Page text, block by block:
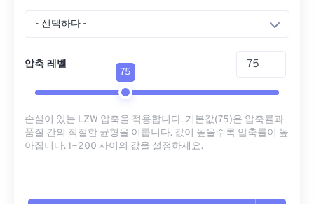
- 선택하다 -
압축 레벨
75
손실이 있는 LZW 압축을 적용합니다. 기본값(75)은 압축률과
품질 간의 적절한 균형을 이룹니다. 값이 높을수록 압축률이 높
아집니다. 1~200 사이의 값을 설정하세요.